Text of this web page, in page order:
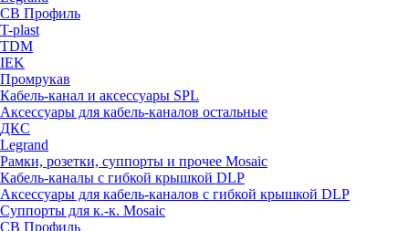
СВ Профиль
T-plast
TDM
IEK
Промрукав
Кабель-канал и аксессуары SPL
Аксессуары для кабель-каналов остальные
ДКС
Legrand
Рамки, розетки, суппорты и прочее Mosaic
Кабель-каналы с гибкой крышкой DLP
Аксессуары для кабель-каналов с гибкой крышкой DLP
Суппорты для к.-к. Mosaic
СВ Профиль